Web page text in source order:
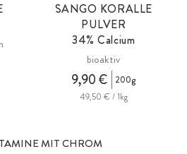
SANGO KORALLE
PULVER
34% Calcium
bioaktiv
9,90 €
200g
49,50 € / 1kg
MIT CHROM